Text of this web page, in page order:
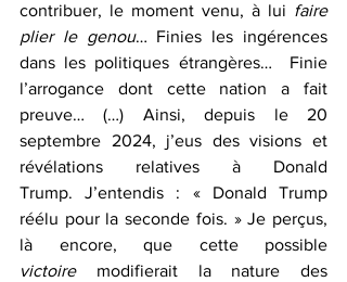
contribuer, le moment venu, à lui faire
plier le genou… Finies les ingérences
dans les politiques étrangères…  Finie
l’arrogance dont cette nation a fait
preuve… (…) Ainsi, depuis le 20
septembre 2024, j’eus des visions et
révélations relatives à Donald
Trump. J’entendis : « Donald Trump
réélu pour la seconde fois. » Je perçus,
victoire modifierait la nature des